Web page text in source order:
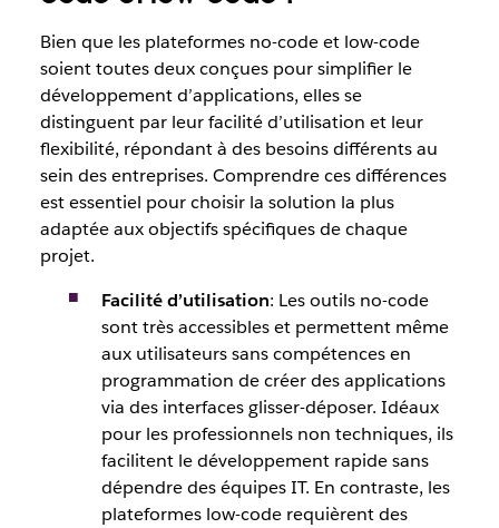
Bien que les plateformes no-code et low-code
soient toutes deux conçues pour simplifier le
développement d’applications, elles se
distinguent par leur facilité d’utilisation et leur
flexibilité, répondant à des besoins différents au
sein des entreprises. Comprendre ces différences
est essentiel pour choisir la solution la plus
adaptée aux objectifs spécifiques de chaque
projet.
Facilité d’utilisation: Les outils no-code
sont très accessibles et permettent même
aux utilisateurs sans compétences en
programmation de créer des applications
via des interfaces glisser-déposer. Idéaux
pour les professionnels non techniques, ils
facilitent le développement rapide sans
dépendre des équipes IT. En contraste, les
plateformes low-code requièrent des